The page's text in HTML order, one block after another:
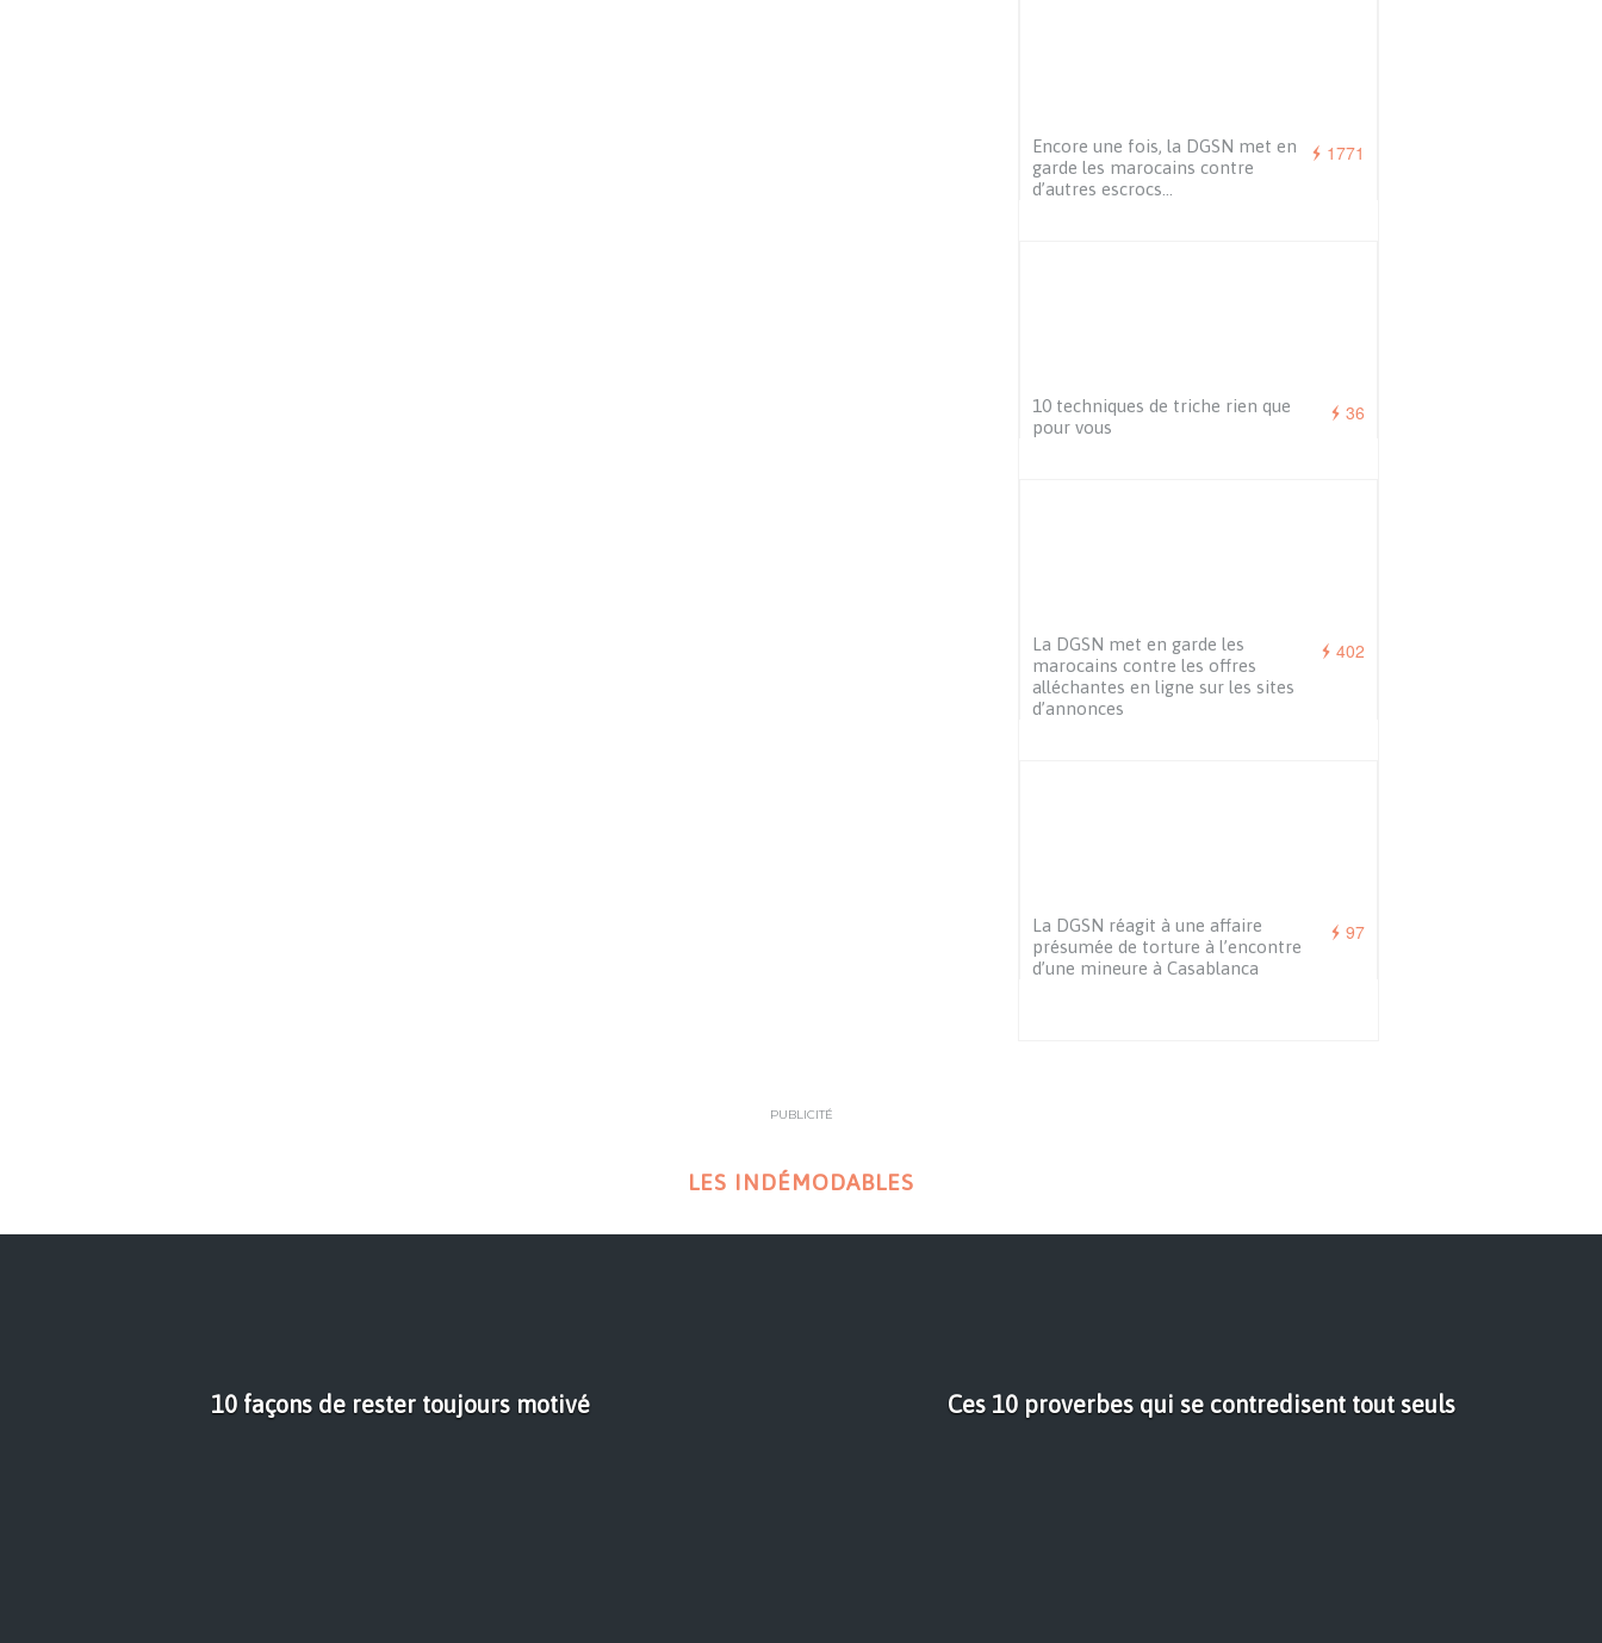
1771
Encore une fois, la DGSN met en
garde les marocains contre
d’autres escrocs…
36
10 techniques de triche rien que
pour vous
402
La DGSN met en garde les
marocains contre les offres
alléchantes en ligne sur les sites
d’annonces
97
La DGSN réagit à une affaire
présumée de torture à l’encontre
d’une mineure à Casablanca
PUBLICITÉ
LES INDÉMODABLES
10 façons de rester toujours motivé Ces 10 proverbes qui se contredisent tout seuls